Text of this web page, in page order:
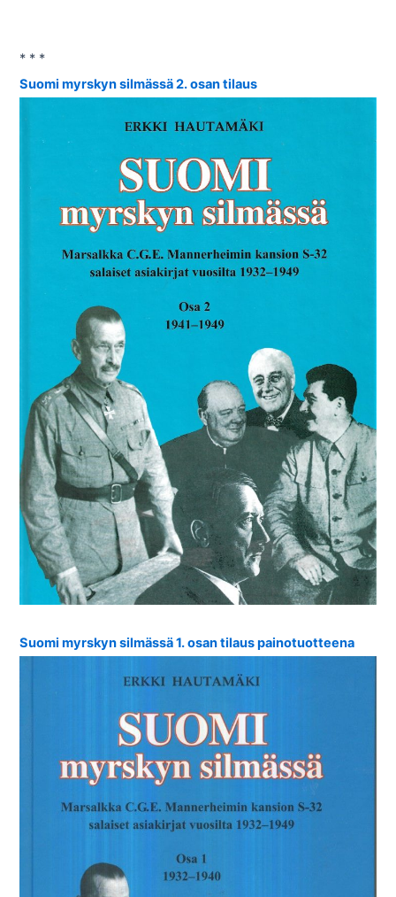
* * *
Suomi myrskyn silmässä 2. osan tilaus
Suomi myrskyn silmässä 1. osan tilaus painotuotteena